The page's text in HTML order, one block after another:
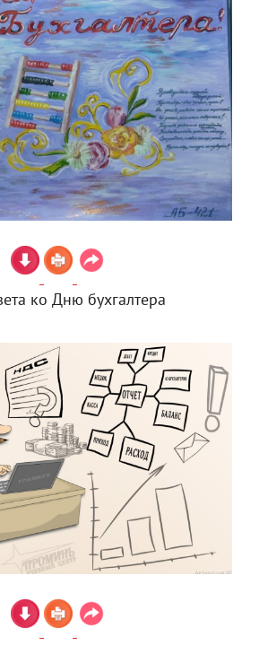
ко Дню бухгалтера